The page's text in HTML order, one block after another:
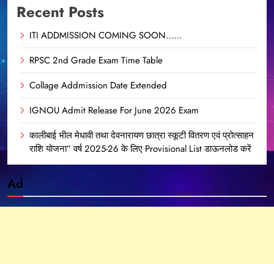
Recent Posts
ITI ADDMISSION COMING SOON……
RPSC 2nd Grade Exam Time Table
Collage Addmission Date Extended
IGNOU Admit Release For June 2026 Exam
कालीबाई भील मेधावी तथा देवनारायण छात्रा स्कूटी वितरण एवं प्रोत्साहन
राशि योजना” वर्ष 2025-26 के लिए Provisional List डाऊनलोड करें
Ad